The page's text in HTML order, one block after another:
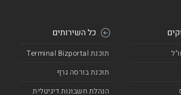
כל השירותים
תוכנת Terminal Bizportal
תוכנת בורסה גרף
הנהלת חשבונות דיגיטלית